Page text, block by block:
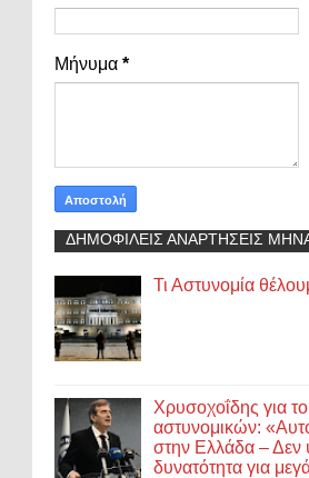
Μήνυμα *
ΔΗΜΟΦΙΛΕΙΣ ΑΝΑΡΤΗΣΕΙΣ
Τι Αστυνομία
Χρυσοχοΐδης για
αστυνομικών:
στην Ελλάδα – Δεν
δυνατότητα για